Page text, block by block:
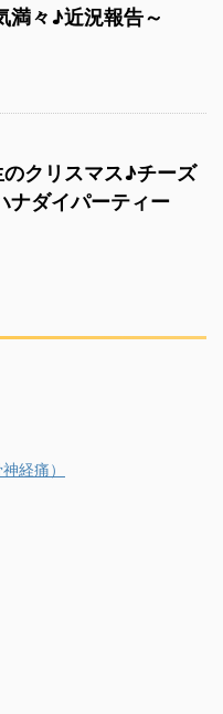
満々♪近況報告～
クリスマス♪チーズ
ナダイパーティー
経痛）